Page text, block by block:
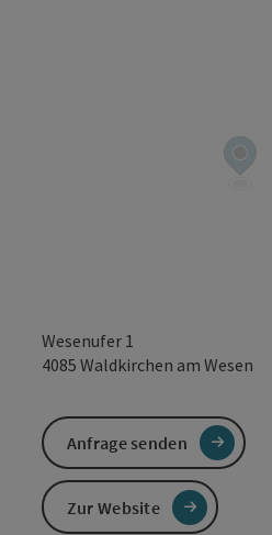
Wesenufer 1
4085 Waldkirchen am Wesen
Anfrage senden
Zur Website